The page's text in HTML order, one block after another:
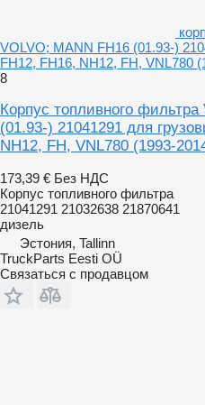
VOLVO; MANN FH16 (01.93-)
FH12, FH16, NH12, FH, VNL780
8
Корпус топливного
(01.93-) 21041291 для
NH12, FH, VNL780 (1993-
173,39 € Без НДС
Корпус топливного фильтра
21041291 21032638 21870641
дизель
Эстония, Tallinn
TruckParts Eesti OÜ
Связаться с продавцом